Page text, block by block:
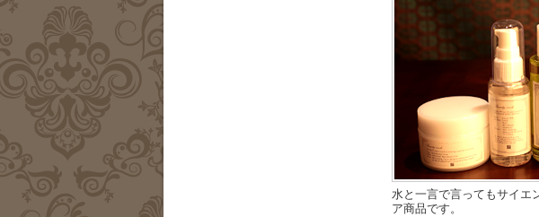
水と一言で言ってもサイエ
ア商品です。